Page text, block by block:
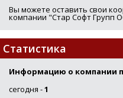
Вы можете оставить свои
компании "Стар Софт Групп
Статистика
Информацию о компании
сегодня -1